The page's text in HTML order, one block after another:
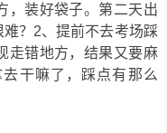
，装好袋子。第二天出
？2、提前不去考场踩
走错地方，结果又要麻
干嘛了，踩点有那么